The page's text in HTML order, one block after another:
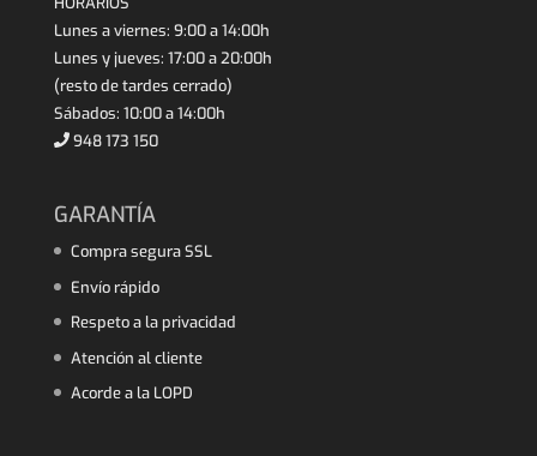
Lunes a viernes: 9:00 a 14:00h
Lunes y jueves: 17:00 a 20:00h
(resto de tardes cerrado)
Sábados: 10:00 a 14:00h
948 173 150
GARANTÍA
Compra segura SSL
Envío rápido
Respeto a la privacidad
Atención al cliente
Acorde a la LOPD